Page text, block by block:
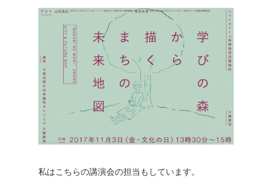
私はこちらの講演会の担当もしています。